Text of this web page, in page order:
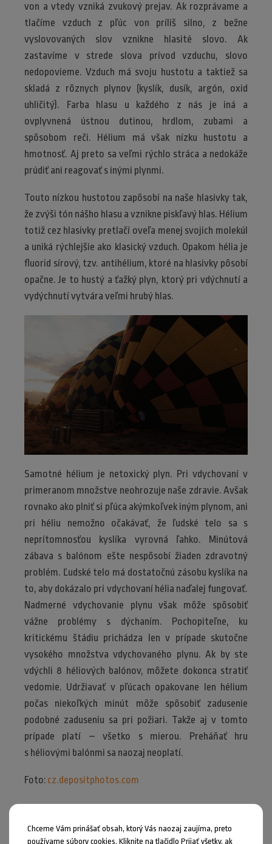
von a vtedy vzniká zvukový prejav. Ak rozprávame a
tlačíme vzduch z pľúc von príliš silno, z bežne
vyslovovaných slov vznikne hlasité slovo. Ak
zastavíme v strede slova prívod vzduchu, slovo
nedopovieme. Vzduch má svoju hustotu a taktiež sa
skladá z rôznych plynov (kyslík, dusík, argón, oxid
uhličitý). Farba hlasu u každého z nás je iná a
ovplyvnená ústnou dutinou, hrdlom, zubami a
spôsobom reči. Hélium má však nízku hustotu a
hmotnosť. Aj preto sa veľmi rýchlo stráca a nedokáže
prúdiť ani reagovať s inými plynmi.
Touto nízkou hustotou zapôsobí na naše hlasivky tak,
že zvýši tón nášho hlasu a vznikne piskľavý hlas. Hélium
totiž cez hlasivky pretlačí oveľa menej svojich molekúl
a uniká rýchlejšie ako klasický vzduch. Opakom hélia je
fluorid sírový, tzv. antihélium, ktoré na hlasivky pôsobí
opačne. Je to hustý a ťažký plyn, ktorý pri vdýchnutí a
vydýchnutí vytvára veľmi hrubý hlas.
Samotné hélium je netoxický plyn. Pri vdychovaní v
primeranom množstve neohrozuje naše zdravie. Avšak
rovnako ako plniť si pľúca akýmkoľvek iným plynom, ani
pri héliu nemožno očakávať, že ľudské telo sa s
neprítomnosťou kyslíka vyrovná ľahko. Minútová
zábava s balónom ešte nespôsobí žiaden zdravotný
problém. Ľudské telo má dostatočnú zásobu kyslíka na
to, aby dokázalo pri vdychovaní hélia naďalej fungovať.
Nadmerné vdychovanie plynu však môže spôsobiť
vážne problémy s dýchaním. Pochopiteľne, ku
kritickému štádiu prichádza len v prípade skutočne
vysokého množstva vdychovaného plynu. Ak by ste
vdýchli 8 héliových balónov, môžete dokonca stratiť
vedomie. Udržiavať v pľúcach opakovane len hélium
počas niekoľkých minút môže spôsobiť zadusenie
podobné zaduseniu sa pri požiari. Takže aj v tomto
prípade platí – všetko s mierou. Preháňať hru
s héliovými balónmi sa naozaj neoplatí.
Foto: cz.depositphotos.com
Chceme Vám prinášať obsah, ktorý Vás naozaj zaujíma, preto
používame súbory cookies. Kliknite na tlačidlo Prijať všetky, ak